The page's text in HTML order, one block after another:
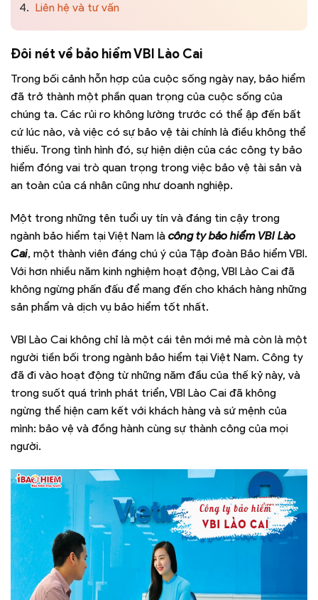
4. Liên hệ và tư vấn
Đôi nét về bảo hiểmVBI Lào Cai
Trong bối cảnh hỗn hợp của cuộc sống ngày nay, bảo hiểm
đã trở thành một phần quan trọng của cuộc sống của
chúng ta. Các rủi ro không lường trước có thể ập đến bất
cứ lúc nào, và việc có sự bảo vệ tài chính là điều không thể
thiếu. Trong tình hình đó, sự hiện diện của các công ty bảo
hiểm đóng vai trò quan trọng trong việc bảo vệ tài sản và
an toàn của cá nhân cũng như doanh nghiệp.
Một trong những tên tuổi uy tín và đáng tin cậy trong
ngành bảo hiểm tại Việt Nam là công ty bảo hiểm VBI Lào
Cai, một thành viên đáng chú ý của Tập đoàn Bảo hiểm VBI.
Với hơn nhiều năm kinh nghiệm hoạt động, VBI Lào Cai đã
không ngừng phấn đấu để mang đến cho khách hàng những
sản phẩm và dịch vụ bảo hiểm tốt nhất.
VBI Lào Cai không chỉ là một cái tên mới mẻ mà còn là một
người tiền bối trong ngành bảo hiểm tại Việt Nam. Công ty
đã đi vào hoạt động từ những năm đầu của thế kỷ này, và
trong suốt quá trình phát triển, VBI Lào Cai đã không
ngừng thể hiện cam kết với khách hàng và sứ mệnh của
mình: bảo vệ và đồng hành cùng sự thành công của mọi
người.